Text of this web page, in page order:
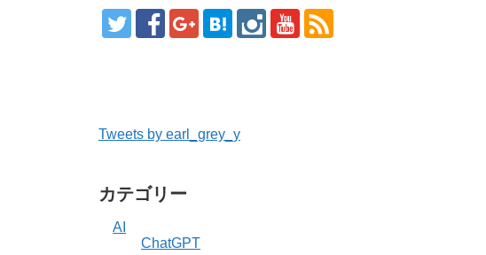
Tweets by earl_grey_y
カテゴリー
AI
ChatGPT